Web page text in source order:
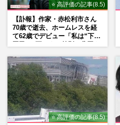
⭐ 高評価の記事(8.5)
【訃報】作家・赤松利市さん
70歳で逝去、ホームレスを経
て62歳でデビュー「私は“下級
⭐ 高評価の記事(8.5)